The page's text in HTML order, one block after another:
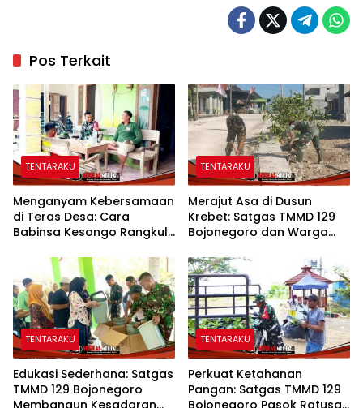
Pos Terkait
TENTARAKU
Menganyam Kebersamaan
di Teras Desa: Cara
Babinsa Kesongo Rangkul
129 Bojonegoro
TENTARAKU
Merajut Asa di Dusun
Krebet: Satgas TMMD 129
Bojonegoro dan Warga
TENTARAKU
Edukasi Sederhana: Satgas
TMMD 129 Bojonegoro
TENTARAKU
Perkuat Ketahanan
Pangan: Satgas TMMD 129